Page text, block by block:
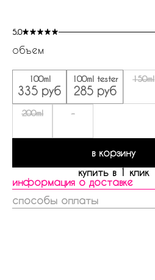
5.0
объем
100ml
335 руб
100ml tester
285 руб
150ml
200ml -
в корзину
купить в 1 клик
информация о доставке
способы оплаты